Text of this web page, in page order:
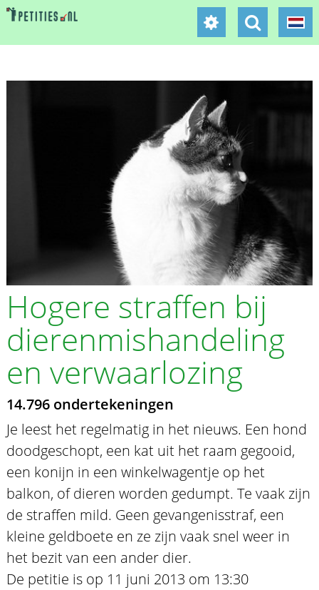
Hogere straffen bij
dierenmishandeling
en verwaarlozing
14.796 ondertekeningen
Je leest het regelmatig in het nieuws. Een hond
doodgeschopt, een kat uit het raam gegooid,
een konijn in een winkelwagentje op het
balkon, of dieren worden gedumpt. Te vaak zijn
de straffen mild. Geen gevangenisstraf, een
kleine geldboete en ze zijn vaak snel weer in
het bezit van een ander dier.
De petitie is op 11 juni 2013 om 13:30